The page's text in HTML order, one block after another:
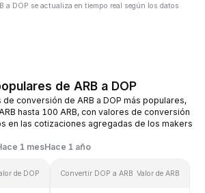
a DOP se actualiza en tiempo real según los datos
de ARB a DOP
conversión de ARB a DOP más populares,
hasta 100 ARB, con valores de conversión
en las cotizaciones agregadas de los makers
1 mesHace 1 año
de DOP Convertir DOP a ARB Valor de ARB